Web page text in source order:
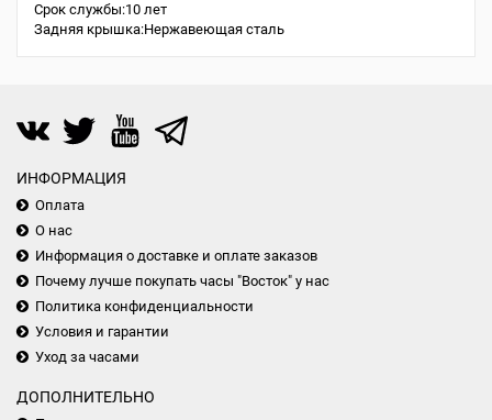
Срок службы:10 лет
Задняя крышка:Нержавеющая сталь
ИНФОРМАЦИЯ
Оплата
О нас
Информация о доставке и оплате заказов
Почему лучше покупать часы "Восток" у нас
Политика конфиденциальности
Условия и гарантии
Уход за часами
ДОПОЛНИТЕЛЬНО